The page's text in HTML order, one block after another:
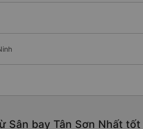
Sân bay Tân Sơn Nhất